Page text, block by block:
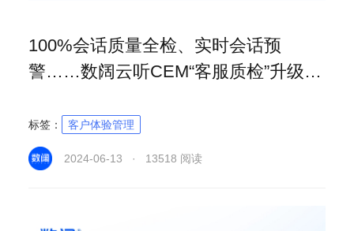
100%会话质量全检、实时会话预
警……数阔云听CEM“客服质检”升级
标签： 客户体验管理
2024-06-13 · 13518 阅读